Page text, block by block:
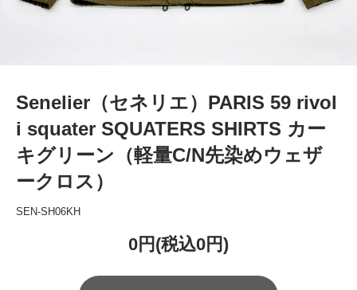
Senelier（セネリエ）PARIS 59 rivol
i squater SQUATERS SHIRTS カー
キグリーン（軽量C/N先染めウェザ
ークロス）
SEN-SH06KH
0円(税込0円)